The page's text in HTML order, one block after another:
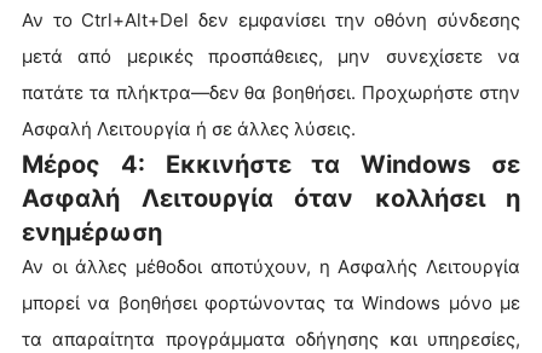
Αν το Ctrl+Alt+Del δεν εμφανίσει την οθόνη σύνδεσης
μετά από μερικές προσπάθειες, μην συνεχίσετε να
πατάτε τα πλήκτρα—δεν θα βοηθήσει. Προχωρήστε στην
Ασφαλή Λειτουργία ή σε άλλες λύσεις.
Μέρος 4: Εκκινήστε τα Windows σε
Ασφαλή Λειτουργία όταν κολλήσει η
ενημέρωση
Αν οι άλλες μέθοδοι αποτύχουν, η Ασφαλής Λειτουργία
μπορεί να βοηθήσει φορτώνοντας τα Windows μόνο με
τα απαραίτητα προγράμματα οδήγησης και υπηρεσίες,